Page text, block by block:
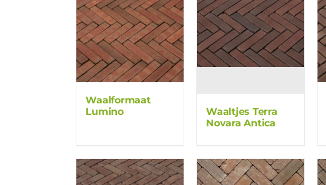
Waalformaat
Lumino
Waaltjes Terra
Novara Antica